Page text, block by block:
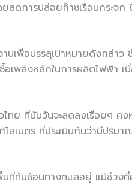
ดการปล่อยก๊าซเรือนกระจก
พื่อบรรลุเป้าหมายดังกล่าว
อเพลิงหลักในการผลิตไฟฟ้า
ทย ที่นับวันจะลดลงเรื่อยๆ ค
ลเมตร ที่ประเมินกันว่ามีปริม
บซ้อนทางทะเลอยู่ แม้ช่วงที่